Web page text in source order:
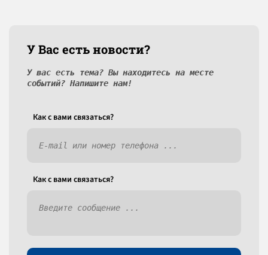
У Вас есть новости?
У вас есть тема? Вы находитесь на месте
событий? Напишите нам!
Как c вами связаться?
Как c вами связаться?